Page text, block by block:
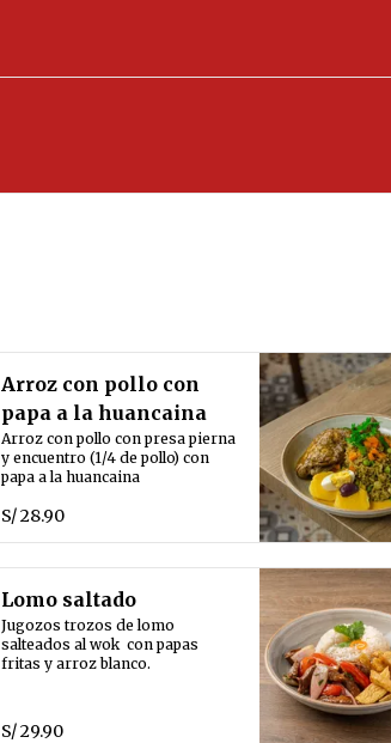
Arroz con pollo con
papa a la huancaina
Arroz con pollo con presa pierna
y encuentro (1/4 de pollo) con
papa a la huancaina
S/ 28.90
Lomo saltado
Jugozos trozos de lomo
salteados al wok  con papas
fritas y arroz blanco.
S/ 29.90